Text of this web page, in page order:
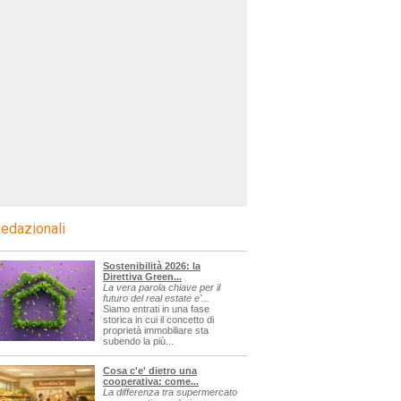
Sostenibilità 2026: la
Direttiva Green...
La vera parola chiave per il
futuro del real estate e'...
Siamo entrati in una fase
storica in cui il concetto di
proprietà immobiliare sta
subendo la più...
Cosa c'e' dietro una
cooperativa: come...
La differenza tra supermercato